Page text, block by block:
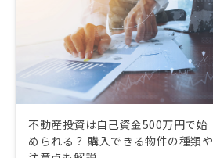
不動産投資は自己資金500万円で始
められる？ 購入できる物件の種類や